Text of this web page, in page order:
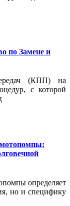
по Замене и
(КПП) на
с которой
мотопомпы:
определяет
но и специфику